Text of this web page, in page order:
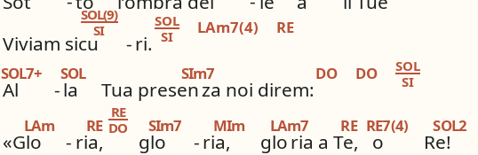
Viviam sicu
SOL(9)
SI
-ri.
SOL
SI
LAm7(4) RE
Al
SOL7+
-la
SOL
Tua presen
SIm7
za noi direm:
DO DO
SOL
SI
«Glo
LAm
- ria,
RE
RE
DO
glo
SIm7
-ria,
MIm
glo
LAm7
ria a Te,
RE
o
RE7(4)
Re!
SOL2